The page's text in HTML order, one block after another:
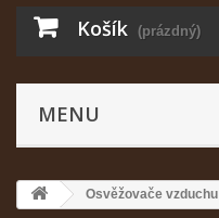
Košík (prázdný)
MENU
Osvěžovače vzduchu